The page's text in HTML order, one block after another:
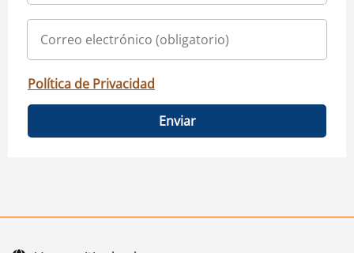
Política de Privacidad
Enviar